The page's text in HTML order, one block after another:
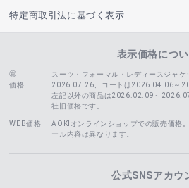
特定商取引法に基づく表示
表示価格につ
価格
スーツ・フォーマル・レディースジャ
2026.07.26、コートは2026.04.06～
左記以外の商品は2026.02.09～
社旧価格です。
WEB価格
AOKIオンラインショップでの販売価格
ール内容は異なります。
公式SNSアカウ